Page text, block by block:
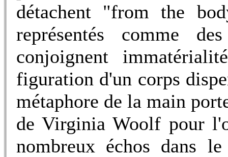
détachent "from the
représentés comme
conjoignent
figuration d'un corps
métaphore de la main
de Virginia Woolf pour
nombreux échos dans